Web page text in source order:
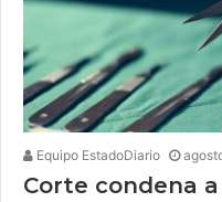
Equipo EstadoDiario
Corte condena